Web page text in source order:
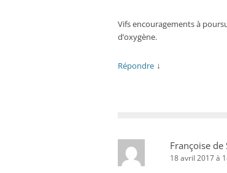
Vifs encouragements à
d’oxygène.
Répondre ↓
Françoise de
18 avril 2017 à